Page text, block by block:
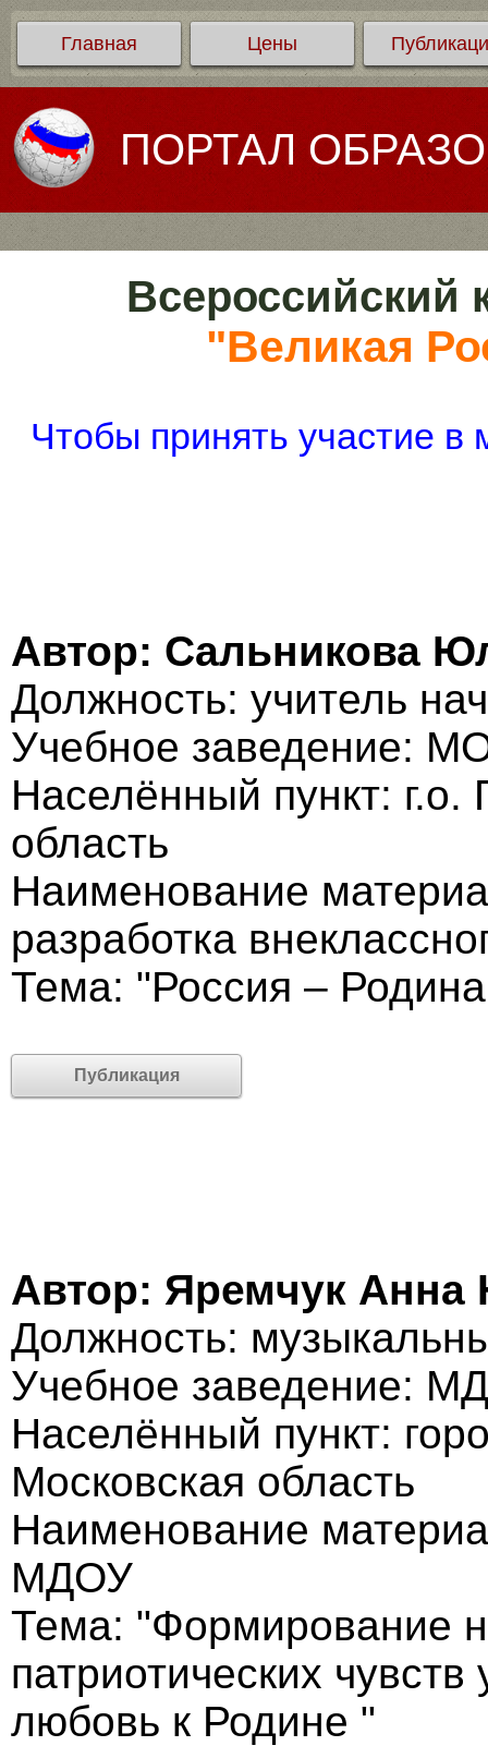
Главная Цены
ПОРТАЛ
Всероссийский
"Великая
Чтобы принять участие
Автор: Сальникова
Должность: учитель
Учебное заведение:
Населённый пункт: г.о.
область
Наименование
разработка
Тема: "Россия –
Публикация
Автор: Яремчук
Должность:
Учебное заведение:
Населённый пункт:
Московская область
Наименование
МДОУ
Тема: "Формирование
патриотических
любовь к Родине "